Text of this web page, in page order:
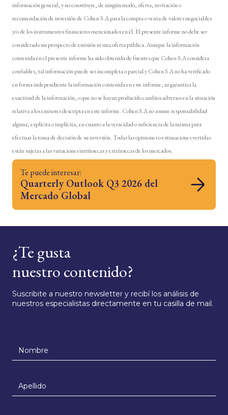
información general, y no constituye, de ningún modo, oferta, invitación o
recomendación de inversión de Cohen S.A para la compra o venta de valores negociables
y/o de los instrumentos financieros mencionados en él. El presente informe no debe ser
considerado un prospecto de emisión ni una oferta pública. Aunque la información
contenida en el presente informe ha sido obtenida de fuentes que Cohen S.A considera
confiables, tal información puede ser incompleta o parcial y Cohen S.A no ha verificado
en forma independiente la información contenida en este informe, ni garantiza la
exactitud de la información, o que no se hayan producido cambios adversos en la situación
relativa a los emisores descripta en este informe. Cohen S.A no asume responsabilidad
alguna, explícita o implícita, en cuanto a la veracidad o suficiencia de la misma para
efectuar la toma de decisión de su inversión. Todas las opiniones o estimaciones vertidas
están sujetas a las variaciones intrínsecas y extrínsecas de los mercados.
Te puede interesar:
Quarterly Outlook Q3 2026 del
Mercado Global
¿Te gusta
nuestro contenido?
Suscribite a nuestro newsletter y recibí los análisis de
nuestros especialistas directamente en tu casilla de mail.